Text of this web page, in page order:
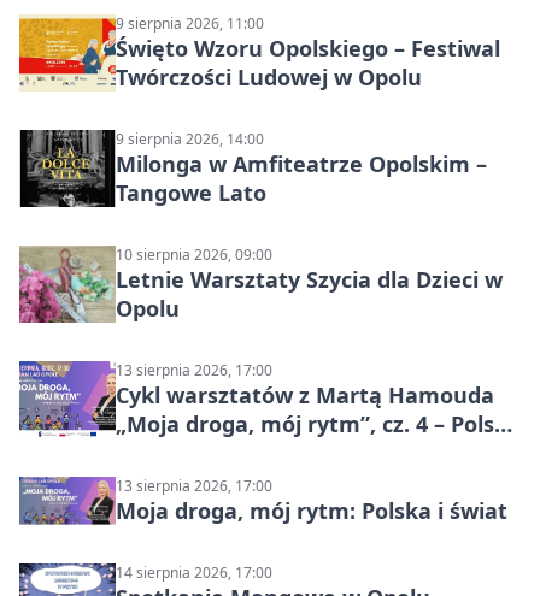
9 sierpnia 2026, 11:00
Święto Wzoru Opolskiego – Festiwal
Twórczości Ludowej w Opolu
9 sierpnia 2026, 14:00
Milonga w Amfiteatrze Opolskim –
Tangowe Lato
10 sierpnia 2026, 09:00
Letnie Warsztaty Szycia dla Dzieci w
Opolu
13 sierpnia 2026, 17:00
Cykl warsztatów z Martą Hamouda
„Moja droga, mój rytm”, cz. 4 – Polska
13 sierpnia 2026, 17:00
Moja droga, mój rytm: Polska i świat
14 sierpnia 2026, 17:00